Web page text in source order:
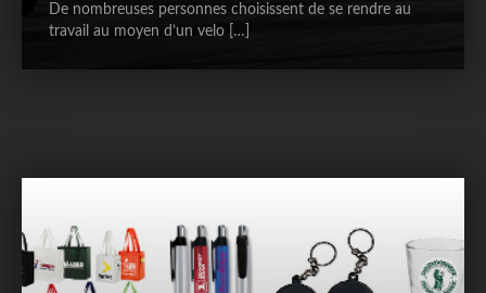
De nombreuses personnes choisissent de se rendre au
travail au moyen d’un velo […]